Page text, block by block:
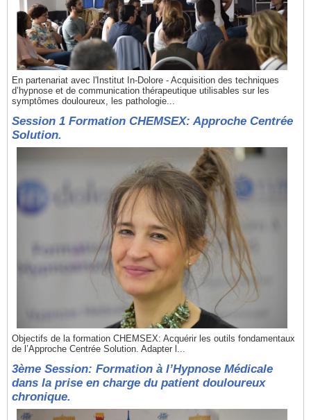
En partenariat avec l'Institut In-Dolore - Acquisition des techniques
d’hypnose et de communication thérapeutique utilisables sur les
symptômes douloureux, les pathologie...
Session 1 Formation CHEMSEX: Approche Centrée
Solution.
Objectifs de la formation CHEMSEX: Acquérir les outils fondamentaux
de l’Approche Centrée Solution. Adapter l...
3ème Session: Formation à l’Hypnose Médicale
dans la prise en charge du patient douloureux
chronique.